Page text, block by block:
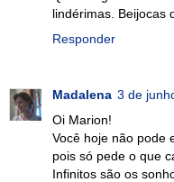
lindérimas. Beijocas
Responder
Madalena 3 de
Oi Marion!
Você hoje não pode
pois só pede o que
Infinitos são os